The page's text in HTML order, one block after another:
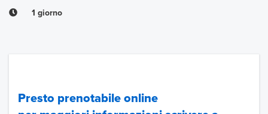
1 giorno
Presto prenotabile online